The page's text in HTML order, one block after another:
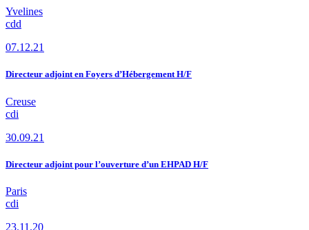
Yvelines
cdd
07.12.21
Directeur adjoint en Foyers d’Hébergement H/F
Creuse
cdi
30.09.21
Directeur adjoint pour l’ouverture d’un EHPAD H/F
Paris
cdi
23.11.20